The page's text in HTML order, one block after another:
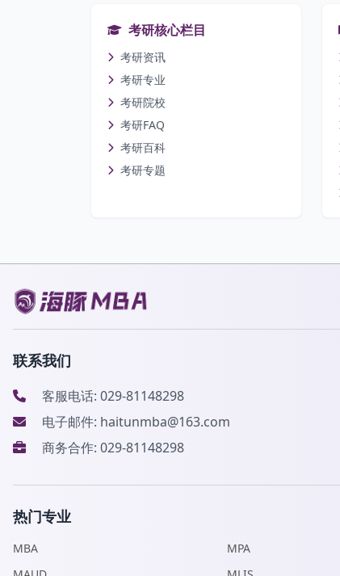
考研核心栏目
考研资讯
考研专业
考研院校
考研FAQ
考研百科
考研专题
联系我们
客服电话: 029-81148298
电子邮件: haitunmba@163.com
商务合作: 029-81148298
热门专业
MBA MPA